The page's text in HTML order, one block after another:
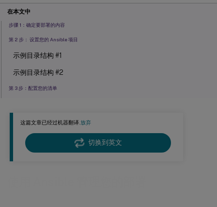
这篇文章已经过机器翻译.放弃
切换到英文
在本文中
步骤 1：确定要部署的内容
第 2 步： 设置您的 Ansible 项目
示例目录结构 #1
示例目录结构 #2
第 3 步：配置您的清单
用于修补 Linux 发行版的示例操作手册
用于安装 .Net 环境的示例操作手册
用于升级 Linux VDA 的示例操作手册